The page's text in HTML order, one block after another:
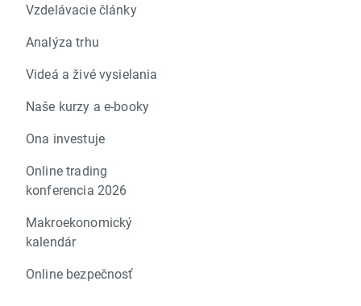
Vzdelávacie články
Analýza trhu
Videá a živé vysielania
Naše kurzy a e-booky
Ona investuje
Online trading
konferencia 2026
Makroekonomický
kalendár
Online bezpečnosť